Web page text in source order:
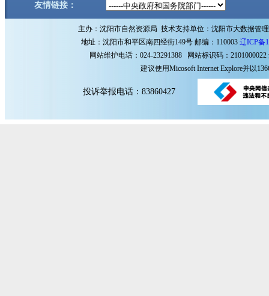
友情链接：
主办：沈阳市自然资源局 技术支持单位：沈阳市大数据管
地址：沈阳市和平区南四经街149号 邮编：110003 辽ICP备
网站维护电话：024-23291388 网站标识码：2101000022
建议使用Micosoft Internet Explore并以
投诉举报电话：83860427